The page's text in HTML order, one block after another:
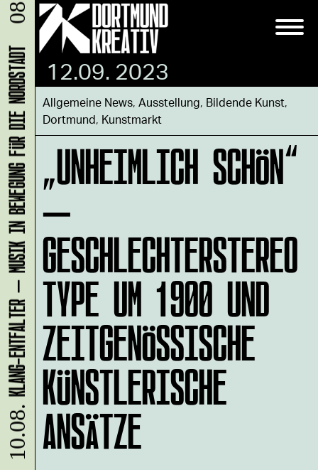
12.09. 2023
Allgemeine News, Ausstellung, Bildende Kunst,
Dortmund, Kunstmarkt
„UNHEIMLICH SCHÖN“
–
GESCHLECHTERSTEREO
TYPE UM 1900 UND
ZEITGENÖSSISCHE
KÜNSTLERISCHE
ANSÄTZE
10.08.
KLANG-ENTFALTER – MUSIK IN BEWEGUNG FÜR DIE NORDSTADT